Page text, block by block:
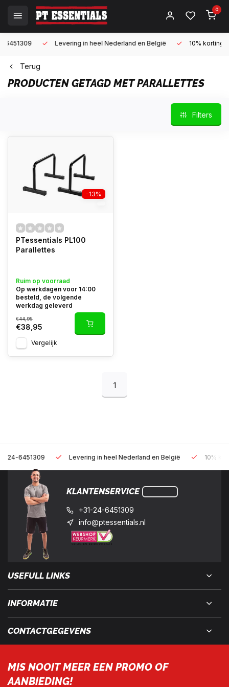
0
Levering in heel Nederland en België 10% korting met een
Terug
PRODUCTEN GETAGD MET PARALLETTES
Filters
-13%
PTessentials PL100
Parallettes
Ruim op voorraad
Op werkdagen voor 14:00
besteld, de volgende
werkdag geleverd
€44,95
€38,95
Vergelijk
1
Levering in heel Nederland en België 10% korting met een
KLANTENSERVICE
+31-24-6451309
info@ptessentials.nl
USEFULL LINKS
INFORMATIE
CONTACTGEGEVENS
MIS NOOIT MEER EEN PROMO OF
AANBIEDING!